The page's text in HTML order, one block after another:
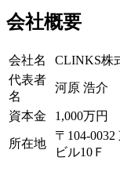
会社概要
会社名
CLINKS株
代表者
名
河原 浩介
資本金 1,000万円
所在地
〒104-
ビル10Ｆ